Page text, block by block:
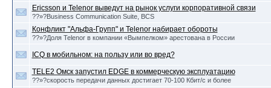
Ericsson и Telenor выведут на рынок услуги корпоративной связи
??»?Business Communication Suite, BCS
Конфликт "Альфа-Групп" и Telenor набирает обороты
??»?Доля Telenor в компании «Вымпелком» арестована в России
ICQ в мобильном: на пользу или во вред?
TELE2 Омск запустил EDGE в коммерческую эксплуатацию
??»?скорость передачи данных достигает 70-100 Кбит/с и более